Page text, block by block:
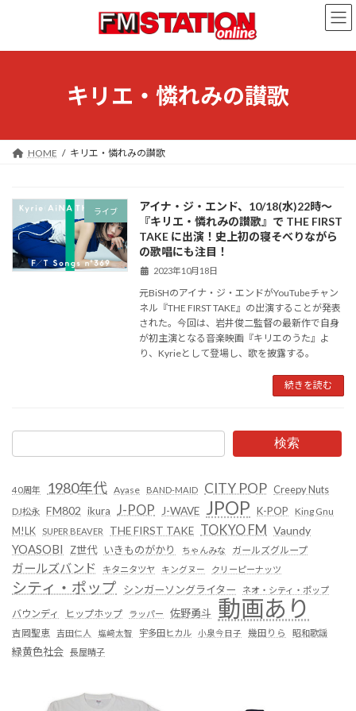
ン
ー
キリエ・憐れみの讃歌
HOME キリエ・憐れみの讃歌
ライブ
アイナ・ジ・エンド、10/18(水)22時〜
『キリエ・憐れみの讃歌』で THE FIRST
TAKE に出演！史上初の寝そべりながら
の歌唱にも注目！
2023年10月18日
元BiSHのアイナ・ジ・エンドがYouTubeチャン
ネル『THE FIRST TAKE』の出演することが発表
された。今回は、岩井俊二監督の最新作で自身
が初主演となる音楽映画『キリエのうた』よ
り、Kyrieとして登場し、歌を披露する。
続きを読む
検索
40周年 1980年代 Ayase BAND-MAID CITY POP Creepy Nuts
DJ松永 FM802 ikura J-POP J-WAVE JPOP K-POP
King Gnu
M!LK
SUPER BEAVER THE FIRST TAKE TOKYO FM Vaundy
YOASOBI Z世代 いきものがかり ちゃんみな ガールズグループ
ガールズバンド キタニタツヤ キングヌー クリーピーナッツ
シティ・ポップ シンガーソングライター ネオ・シティ・ポップ
バウンディ ヒップホップ ラッパー 佐野勇斗 動画あり
吉岡聖恵 吉田仁人 塩﨑太智 宇多田ヒカル 小泉今日子 幾田りら 昭和歌謡
緑黄色社会 長屋晴子